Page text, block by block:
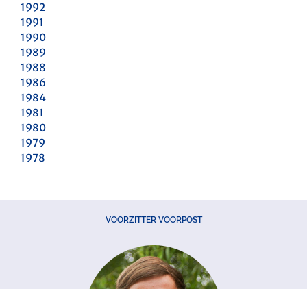
1992
1991
1990
1989
1988
1986
1984
1981
1980
1979
1978
VOORZITTER VOORPOST